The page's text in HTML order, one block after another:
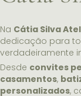
Na Cátia Silva
dedicação para
verdadeiramente
Desde convites
casamentos,
personalizados,